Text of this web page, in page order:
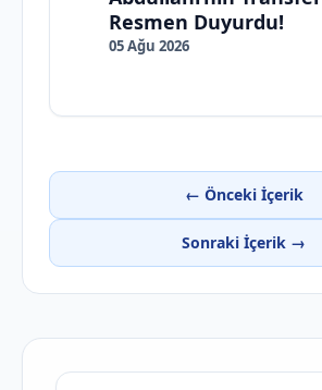
Resmen Duyurdu!
05 Ağu 2026
← Önceki İçerik
Sonraki İçerik →